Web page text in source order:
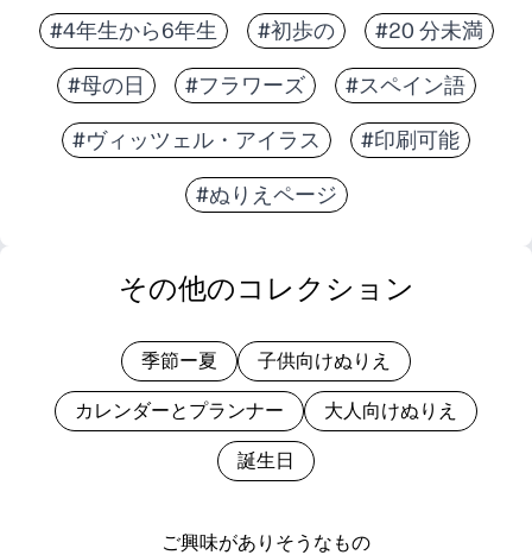
#4年生から6年生 #初歩の #20 分未満
#母の日 #フラワーズ #スペイン語
#ヴィッツェル・アイラス #印刷可能
#ぬりえページ
ご興味がありそうなもの
その他のコレクション
季節ー夏 子供向けぬりえ
カレンダーとプランナー 大人向けぬりえ
誕生日